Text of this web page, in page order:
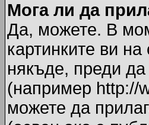
Мога ли да
Да, можете. В
картинките ви
някъде, преди
(например http://
можете да